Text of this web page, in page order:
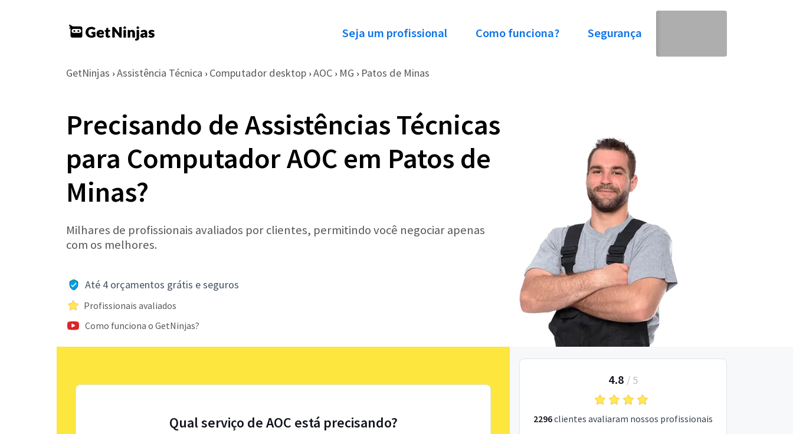
Seja um profissional Como funciona? Segurança
GetNinjas › Assistência Técnica › Computador desktop › AOC › MG › Patos de Minas
Precisando de Assistências Técnicas
para Computador AOC em Patos de
Minas?
Milhares de profissionais avaliados por clientes, permitindo você negociar apenas
com os melhores.
Até 4 orçamentos grátis e seguros
Profissionais avaliados
Como funciona o GetNinjas?
Qual serviço de AOC está precisando?
4.8 / 5
2296clientes avaliaram nossos profissionais